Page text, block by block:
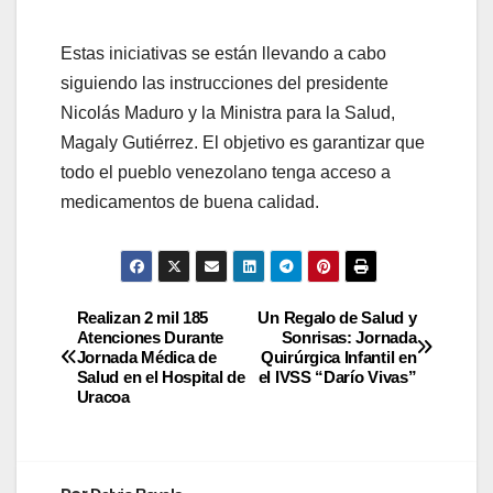
Estas iniciativas se están llevando a cabo
siguiendo las instrucciones del presidente
Nicolás Maduro y la Ministra para la Salud,
Magaly Gutiérrez. El objetivo es garantizar que
todo el pueblo venezolano tenga acceso a
medicamentos de buena calidad.
Un Regalo de Salud y
Sonrisas: Jornada
Quirúrgica Infantil en
el IVSS “Darío Vivas”
Realizan 2 mil 185
Atenciones Durante
Jornada Médica de
Salud en el Hospital de
Uracoa